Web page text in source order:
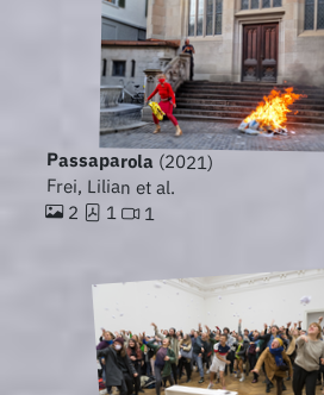
Passaparola (2021)
Frei, Lilian et al.
2 1 1